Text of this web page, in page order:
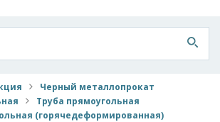
Черный металлопрокат
Труба прямоугольная
(горячедеформированная)